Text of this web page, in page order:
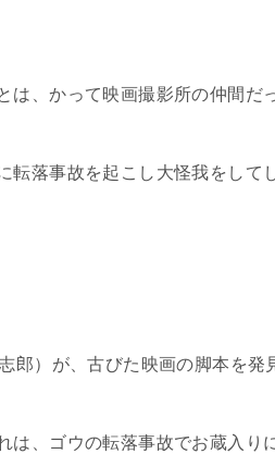
、かって映画撮影所の仲間だ
転落事故を起こし大怪我をして
郎）が、古びた映画の脚本を発
は、ゴウの転落事故でお蔵入り